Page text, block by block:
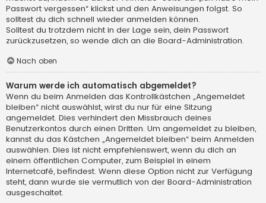
Passwort vergessen“ klickst und den Anweisungen folgst. So
solltest du dich schnell wieder anmelden können.
Solltest du trotzdem nicht in der Lage sein, dein Passwort
zurückzusetzen, so wende dich an die Board-Administration.
Nach oben
Warum werde ich automatisch abgemeldet?
Wenn du beim Anmelden das Kontrollkästchen „Angemeldet
bleiben“ nicht auswählst, wirst du nur für eine Sitzung
angemeldet. Dies verhindert den Missbrauch deines
Benutzerkontos durch einen Dritten. Um angemeldet zu bleiben,
kannst du das Kästchen „Angemeldet bleiben“ beim Anmelden
auswählen. Dies ist nicht empfehlenswert, wenn du dich an
einem öffentlichen Computer, zum Beispiel in einem
Internetcafé, befindest. Wenn diese Option nicht zur Verfügung
steht, dann wurde sie vermutlich von der Board-Administration
ausgeschaltet.